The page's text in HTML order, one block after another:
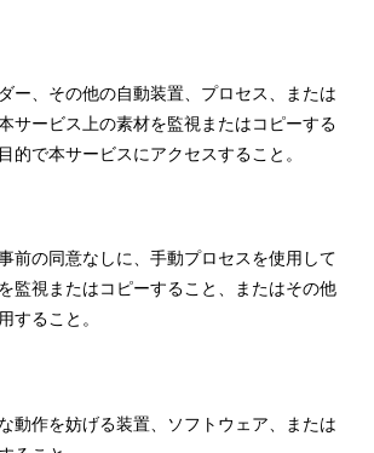
ー、その他の自動装置、プロセス、または
サービス上の素材を監視またはコピーする
的で本サービスにアクセスすること。
前の同意なしに、手動プロセスを使用して
監視またはコピーすること、またはその他
すること。
動作を妨げる装置、ソフトウェア、または